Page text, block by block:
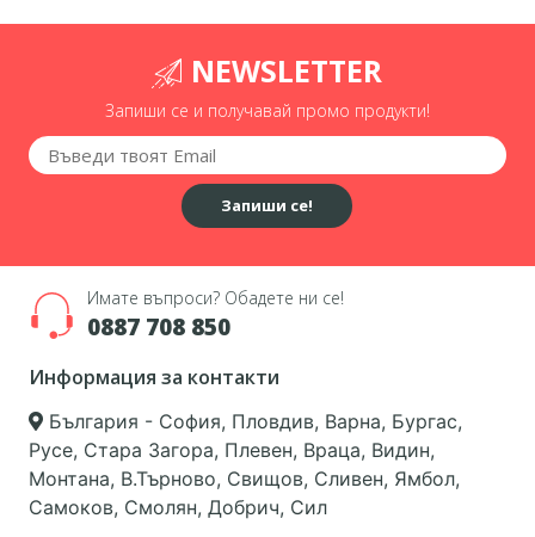
NEWSLETTER
Запиши се и получавай промо продукти!
Запиши се!
Имате въпроси? Обадете ни се!
0887 708 850
Информация за контакти
България - София, Пловдив, Варна, Бургас,
Русе, Стара Загора, Плевен, Враца, Видин,
Монтана, В.Търново, Свищов, Сливен, Ямбол,
Самоков, Смолян, Добрич, Сил